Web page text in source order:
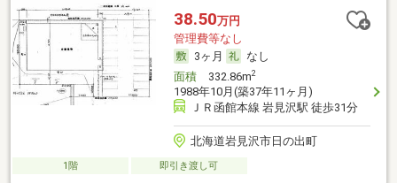
38.50万円
管理費等なし
3ヶ月
なし
面積332.86m2
1988年10月(築37年11ヶ月)
ＪＲ函館本線 岩見沢駅 徒歩31分
北海道岩見沢市日の出町
1階 即引き渡し可